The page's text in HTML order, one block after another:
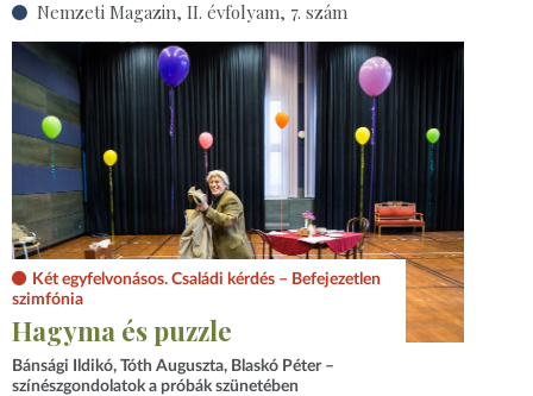
Nemzeti Magazin, II. évfolyam, 7. szám
Két egyfelvonásos. Családi kérdés – Befejezetlen
szimfónia
Hagyma és puzzle
Bánsági Ildikó, Tóth Auguszta, Blaskó Péter –
színészgondolatok a próbák szünetében